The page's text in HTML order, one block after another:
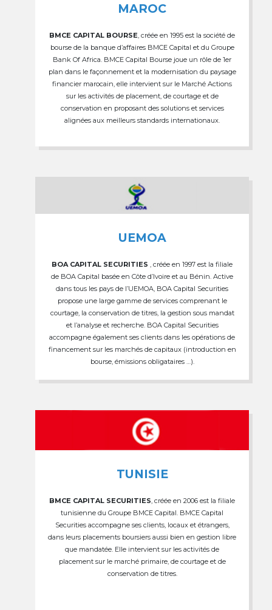
MAROC
BMCE CAPITAL BOURSE , créée en 1995 est la société de
bourse de la banque d’affaires BMCE Capital et du Groupe
Bank Of Africa. BMCE Capital Bourse joue un rôle de 1er
plan dans le façonnement et la modernisation du paysage
financier marocain, elle intervient sur le Marché Actions
sur les activités de placement, de courtage et de
conservation en proposant des solutions et services
alignées aux meilleurs standards internationaux.
UEMOA
BOA CAPITAL SECURITIES , créée en 1997 est la filiale
de BOA Capital basée en Côte d’Ivoire et au Bénin. Active
dans tous les pays de l’UEMOA, BOA Capital Securities
propose une large gamme de services comprenant le
courtage, la conservation de titres, la gestion sous mandat
et l’analyse et recherche. BOA Capital Securities
accompagne également ses clients dans les opérations de
financement sur les marchés de capitaux (introduction en
bourse, émissions obligataires …).
TUNISIE
BMCE CAPITAL SECURITIES , créée en 2006 est la filiale
tunisienne du Groupe BMCE Capital. BMCE Capital
Securities accompagne ses clients, locaux et étrangers,
dans leurs placements boursiers aussi bien en gestion libre
que mandatée. Elle intervient sur les activités de
placement sur le marché primaire, de courtage et de
conservation de titres.